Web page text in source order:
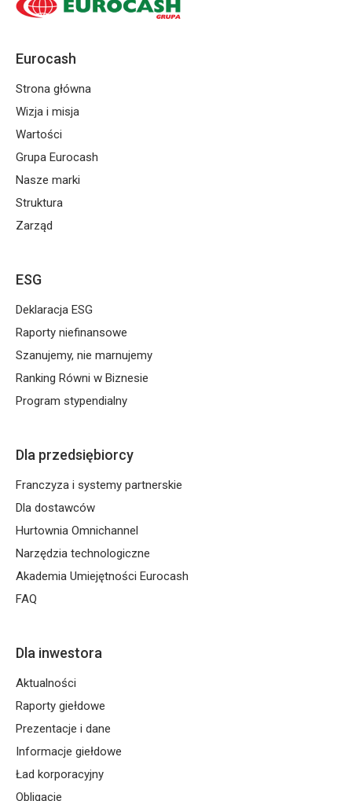
Eurocash
Strona główna
Wizja i misja
Wartości
Grupa Eurocash
Nasze marki
Struktura
Zarząd
ESG
Deklaracja ESG
Raporty niefinansowe
Szanujemy, nie marnujemy
Ranking Równi w Biznesie
Program stypendialny
Dla przedsiębiorcy
Franczyza i systemy partnerskie
Dla dostawców
Hurtownia Omnichannel
Narzędzia technologiczne
Akademia Umiejętności Eurocash
FAQ
Dla inwestora
Aktualności
Raporty giełdowe
Prezentacje i dane
Informacje giełdowe
Ład korporacyjny
Obligacje